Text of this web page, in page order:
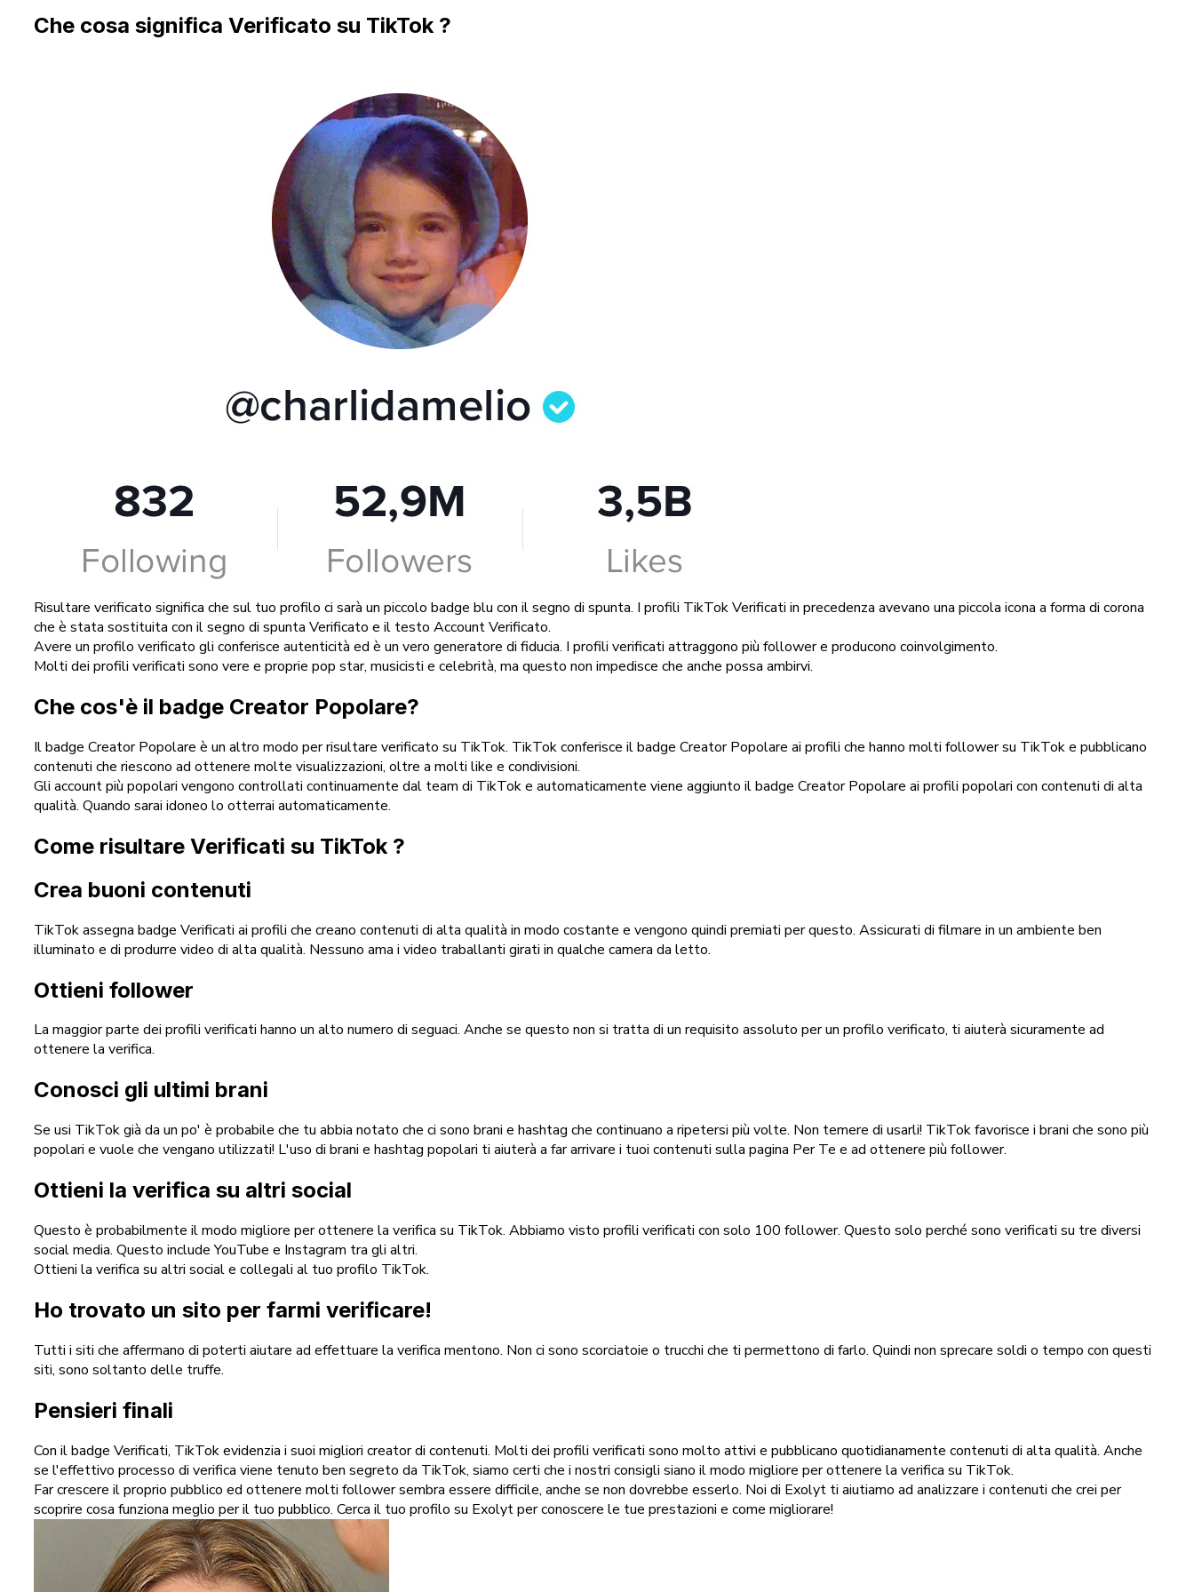
Che cosa significa Verificato su TikTok ?
Risultare verificato significa che sul tuo profilo ci sarà un piccolo badge blu con il segno di spunta. I profili TikTok Verificati in precedenza avevano una piccola icona a forma di corona
che è stata sostituita con il segno di spunta Verificato e il testo Account Verificato.
Avere un profilo verificato gli conferisce autenticità ed è un vero generatore di fiducia. I profili verificati attraggono più follower e producono coinvolgimento.
Molti dei profili verificati sono vere e proprie pop star, musicisti e celebrità, ma questo non impedisce che anche possa ambirvi.
Che cos'è il badge Creator Popolare?
Il badge Creator Popolare è un altro modo per risultare verificato su TikTok. TikTok conferisce il badge Creator Popolare ai profili che hanno molti follower su TikTok e pubblicano
contenuti che riescono ad ottenere molte visualizzazioni, oltre a molti like e condivisioni.
Gli account più popolari vengono controllati continuamente dal team di TikTok e automaticamente viene aggiunto il badge Creator Popolare ai profili popolari con contenuti di alta
qualità. Quando sarai idoneo lo otterrai automaticamente.
Come risultare Verificati su TikTok ?
Crea buoni contenuti
TikTok assegna badge Verificati ai profili che creano contenuti di alta qualità in modo costante e vengono quindi premiati per questo. Assicurati di filmare in un ambiente ben
illuminato e di produrre video di alta qualità. Nessuno ama i video traballanti girati in qualche camera da letto.
Ottieni follower
La maggior parte dei profili verificati hanno un alto numero di seguaci. Anche se questo non si tratta di un requisito assoluto per un profilo verificato, ti aiuterà sicuramente ad
ottenere la verifica.
Conosci gli ultimi brani
Se usi TikTok già da un po' è probabile che tu abbia notato che ci sono brani e hashtag che continuano a ripetersi più volte. Non temere di usarli! TikTok favorisce i brani che sono più
popolari e vuole che vengano utilizzati! L'uso di brani e hashtag popolari ti aiuterà a far arrivare i tuoi contenuti sulla pagina Per Te e ad ottenere più follower.
Ottieni la verifica su altri social
Questo è probabilmente il modo migliore per ottenere la verifica su TikTok. Abbiamo visto profili verificati con solo 100 follower. Questo solo perché sono verificati su tre diversi
social media. Questo include YouTube e Instagram tra gli altri.
Ottieni la verifica su altri social e collegali al tuo profilo TikTok.
Ho trovato un sito per farmi verificare!
Tutti i siti che affermano di poterti aiutare ad effettuare la verifica mentono. Non ci sono scorciatoie o trucchi che ti permettono di farlo. Quindi non sprecare soldi o tempo con questi
siti, sono soltanto delle truffe.
Pensieri finali
Con il badge Verificati, TikTok evidenzia i suoi migliori creator di contenuti. Molti dei profili verificati sono molto attivi e pubblicano quotidianamente contenuti di alta qualità. Anche
se l'effettivo processo di verifica viene tenuto ben segreto da TikTok, siamo certi che i nostri consigli siano il modo migliore per ottenere la verifica su TikTok.
Far crescere il proprio pubblico ed ottenere molti follower sembra essere difficile, anche se non dovrebbe esserlo. Noi di Exolyt ti aiutiamo ad analizzare i contenuti che crei per
scoprire cosa funziona meglio per il tuo pubblico. Cerca il tuo profilo su Exolyt per conoscere le tue prestazioni e come migliorare!